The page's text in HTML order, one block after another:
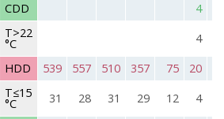
CDD
4
T>22
°C 4
HDD 539 557 510 357 75
20
T≤15
°C 31 28 31 29 12
4